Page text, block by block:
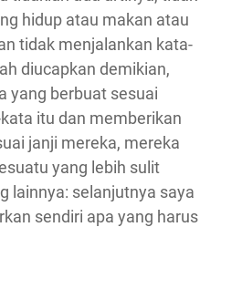
hidup atau makan atau
tidak menjalankan kata-
diucapkan demikian,
yang berbuat sesuai
itu dan memberikan
janji mereka, mereka
yang lebih sulit
lainnya: selanjutnya saya
sendiri apa yang harus